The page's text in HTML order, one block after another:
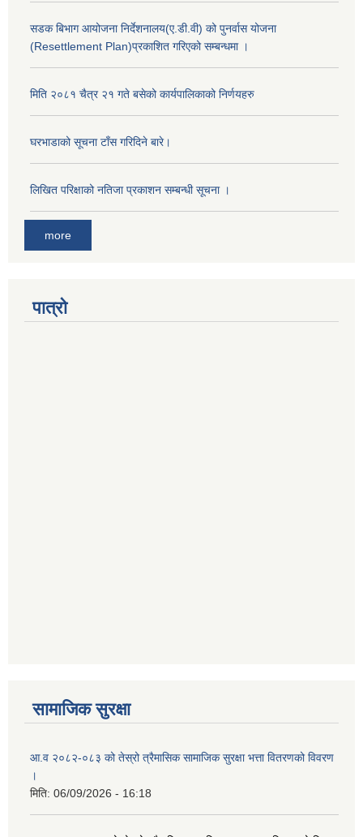
सडक बिभाग आयोजना निर्देशनालय(ए.डी.वी) को पुनर्वास योजना
(Resettlement Plan)प्रकाशित गरिएको सम्बन्धमा ।
मिति २०८१ चैत्र २१ गते बसेको कार्यपालिकाको निर्णयहरु
घरभाडाको सूचना टाँस गरिदिने बारे।
लिखित परिक्षाको नतिजा प्रकाशन सम्बन्धी सूचना ।
more
पात्रो
सामाजिक सुरक्षा
आ.व २०८२-०८३ को तेस्रो त्रैमासिक सामाजिक सुरक्षा भत्ता वितरणको विवरण
।
मिति: 06/09/2026 - 16:18